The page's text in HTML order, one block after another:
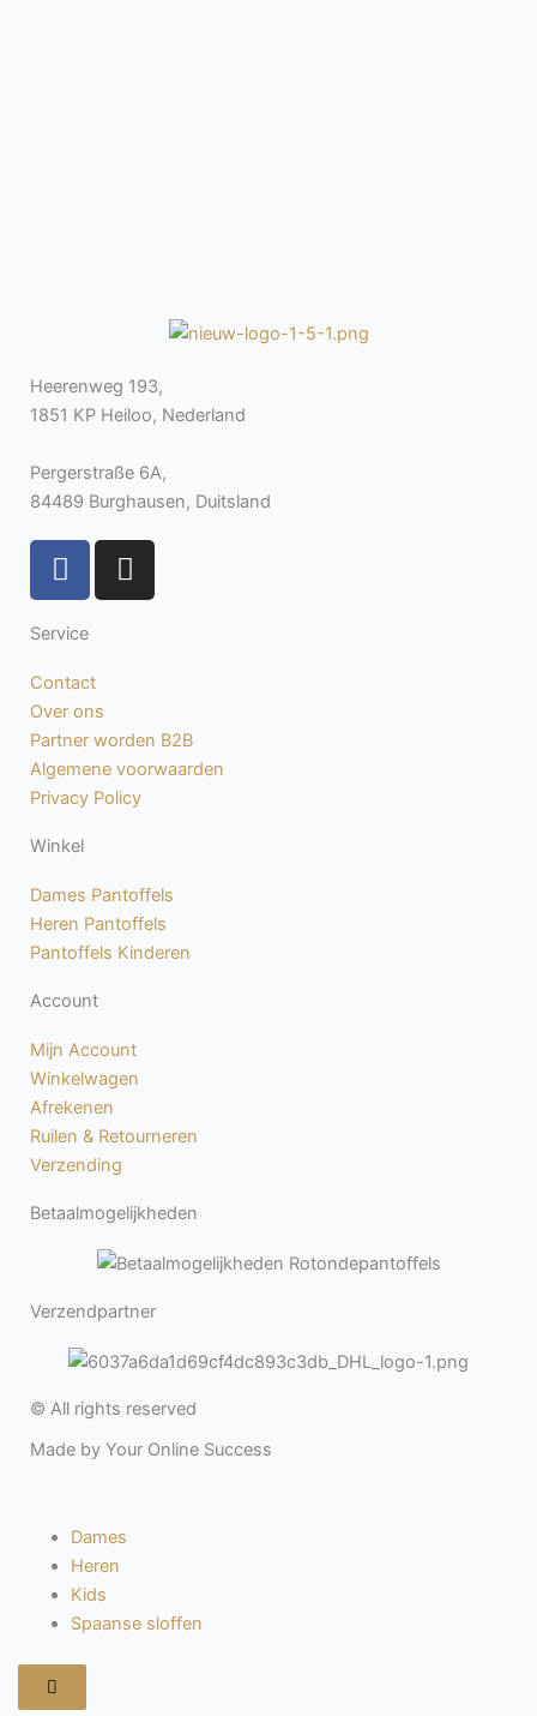
Heerenweg 193,
1851 KP Heiloo, Nederland
Pergerstraße 6A,
84489 Burghausen, Duitsland
F
a
e
b
o
o
k
-
I
n
r
a
m
Service
Contact
Over ons
Partner worden B2B
Algemene voorwaarden
Privacy Policy
Winkel
Dames Pantoffels
Heren Pantoffels
Pantoffels Kinderen
Account
Mijn Account
Winkelwagen
Afrekenen
Ruilen & Retourneren
Verzending
Betaalmogelijkheden
Verzendpartner
© All rights reserved
Made by Your Online Success
Dames
Heren
Kids
Spaanse sloffen
Hamburger
toggle